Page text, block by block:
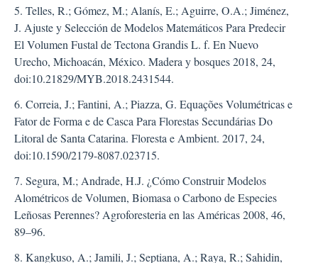
5. Telles, R.; Gómez, M.; Alanís, E.; Aguirre, O.A.; Jiménez,
J. Ajuste y Selección de Modelos Matemáticos Para Predecir
El Volumen Fustal de Tectona Grandis L. f. En Nuevo
Urecho, Michoacán, México. Madera y bosques 2018, 24,
doi:10.21829/MYB.2018.2431544.
6. Correia, J.; Fantini, A.; Piazza, G. Equações Volumétricas e
Fator de Forma e de Casca Para Florestas Secundárias Do
Litoral de Santa Catarina. Floresta e Ambient. 2017, 24,
doi:10.1590/2179-8087.023715.
7. Segura, M.; Andrade, H.J. ¿Cómo Construir Modelos
Alométricos de Volumen, Biomasa o Carbono de Especies
Leñosas Perennes? Agroforesteria en las Américas 2008, 46,
89–96.
8. Kangkuso, A.; Jamili, J.; Septiana, A.; Raya, R.; Sahidin,